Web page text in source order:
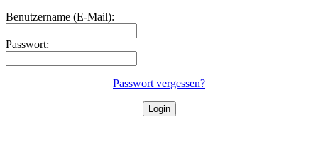
Benutzername (E-Mail):
Passwort:
Passwort vergessen?